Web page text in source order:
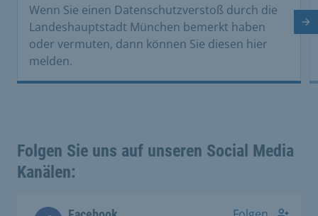
Wenn Sie einen Datenschutzverstoß durch die
Landeshauptstadt München bemerkt haben
oder vermuten, dann können Sie diesen hier
melden.
Folgen Sie uns auf unseren Social Media
Kanälen: